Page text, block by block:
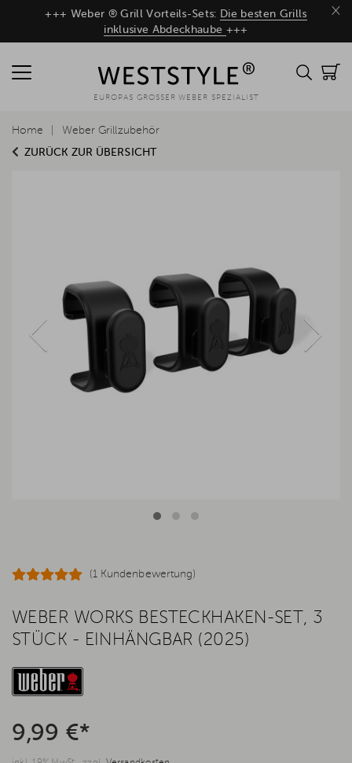
×
+++ Weber ® Grill Vorteils-Sets: Die besten Grills
inklusive Abdeckhaube +++
EUROPAS GROSSER WEBER SPEZIALIST
ZURÜCK ZUR ÜBERSICHT
Home Weber Grillzubehör
(1 Kundenbewertung)
WEBER WORKS BESTECKHAKEN-SET, 3
STÜCK - EINHÄNGBAR (2025)
9,99 €*